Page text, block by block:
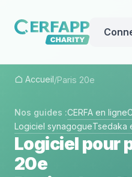
Accueil/Paris 20e
Nos guides :CERFA en ligne
Logiciel synagogueTsedaka
Logiciel pour
20e